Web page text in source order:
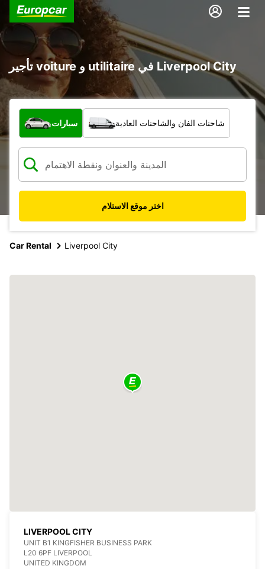
تأجير voiture و utilitaire في Liverpool City
ما نوع المركبة؟
سيارات شاحنات الفان والشاحنات العادية
اختر موقع الاستلام
Car Rental Liverpool City
LIVERPOOL CITY
UNIT B1 KINGFISHER BUSINESS PARK
L20 6PF LIVERPOOL
UNITED KINGDOM